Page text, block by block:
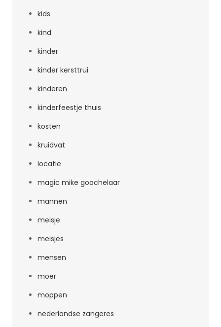
kids
kind
kinder
kinder kersttrui
kinderen
kinderfeestje thuis
kosten
kruidvat
locatie
magic mike goochelaar
mannen
meisje
meisjes
mensen
moer
moppen
nederlandse zangeres